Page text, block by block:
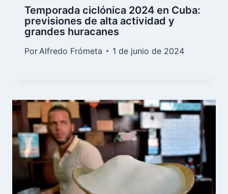
Temporada ciclónica 2024 en Cuba:
previsiones de alta actividad y
grandes huracanes
Por Alfredo Frómeta 1 de junio de 2024